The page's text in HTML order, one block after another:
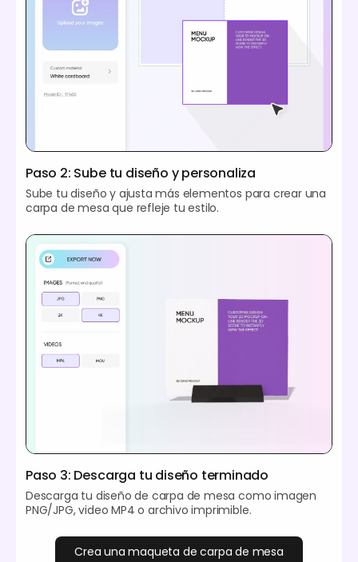
Paso 2: Sube tu diseño y personaliza
Sube tu diseño y ajusta más elementos para crear una
carpa de mesa que refleje tu estilo.
Paso 3: Descarga tu diseño terminado
Descarga tu diseño de carpa de mesa como imagen
PNG/JPG, video MP4 o archivo imprimible.
Crea una maqueta de carpa de mesa